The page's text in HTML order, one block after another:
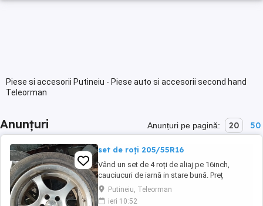
Piese si accesorii Putineiu - Piese auto si accesorii second hand
Teleorman
Anunțuri Anunțuri pe pagină: 20 50
set de roți 205/55R16
Vând un set de 4 roți de aliaj pe 16inch,
cauciucuri de iarnă in stare bună. Preț
negociabil, se vând si la bucată
Putineiu, Teleorman
ieri 10:52